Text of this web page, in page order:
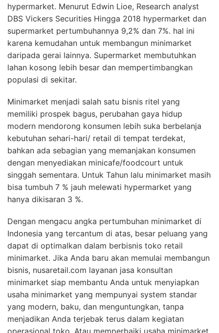
hypermarket. Menurut Edwin Lioe, Research analyst
DBS Vickers Securities Hingga 2018 hypermarket dan
supermarket pertumbuhannya 9,2% dan 7%. hal ini
karena kemudahan untuk membangun minimarket
daripada gerai lainnya. Supermarket membutuhkan
lahan kosong lebih besar dan mempertimbangkan
populasi di sekitar.
Minimarket menjadi salah satu bisnis ritel yang
memiliki prospek bagus, perubahan gaya hidup
modern mendorong konsumen lebih suka berbelanja
kebutuhan sehari-hari/ retail di tempat terdekat,
bahkan ada sebagian yang memanjakan konsumen
dengan menyediakan minicafe/foodcourt untuk
singgah sementara. Untuk Tahun lalu minimarket masih
bisa tumbuh 7 % jauh melewati hypermarket yang
hanya dikisaran 3 %.
Dengan mengacu angka pertumbuhan minimarket di
Indonesia yang tercantum di atas, besar peluang yang
dapat di optimalkan dalam berbisnis toko retail
minimarket. Jika Anda baru akan memulai membangun
bisnis, nusaretail.com layanan jasa konsultan
minimarket siap membantu Anda untuk menyiapkan
usaha minimarket yang mempunyai system standar
yang modern, baku, dan menguntungkan, tanpa
menjadikan Anda terjebak terus dalam kegiatan